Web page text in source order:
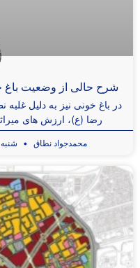
شرح حالی از وضعیت
در باغ خونی نیز به دلیل
رضا (ع)، ارزش های
محمدجواد نطاق شنبه 13 شهریور 1400